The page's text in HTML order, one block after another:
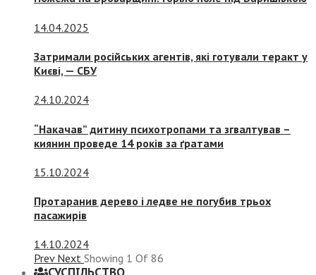
14.04.2025
Затримали російських агентів, які готували теракт у
Києві, — СБУ
24.10.2024
“Накачав” дитину психотропами та згвалтував –
киянин проведе 14 років за ґратами
15.10.2024
Протаранив дерево і ледве не погубив трьох
пасажирів
14.10.2024
Prev Next Showing 1 Of 86